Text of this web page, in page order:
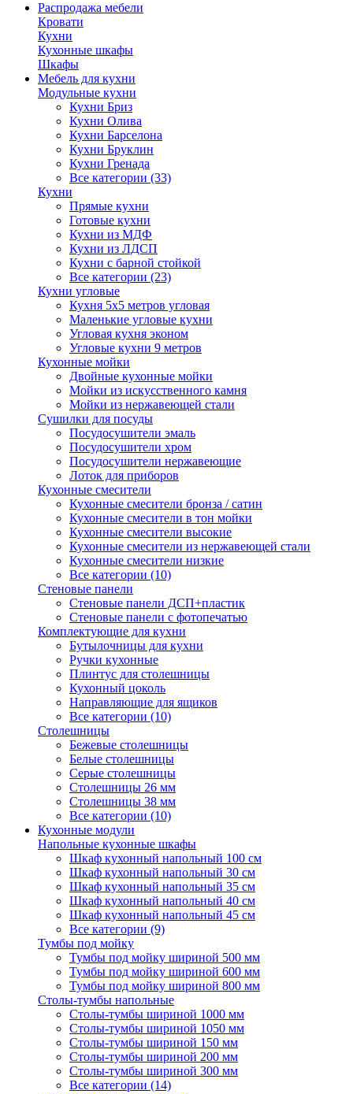
Распродажа мебели
Кровати
Кухни
Кухонные шкафы
Шкафы
Мебель для кухни
Модульные кухни
Кухни Бриз
Кухни Олива
Кухни Барселона
Кухни Бруклин
Кухни Гренада
Все категории (33)
Кухни
Прямые кухни
Готовые кухни
Кухни из МДФ
Кухни из ЛДСП
Кухни с барной стойкой
Все категории (23)
Кухни угловые
Кухня 5х5 метров угловая
Маленькие угловые кухни
Угловая кухня эконом
Угловые кухни 9 метров
Кухонные мойки
Двойные кухонные мойки
Мойки из искусственного камня
Мойки из нержавеющей стали
Сушилки для посуды
Посудосушители эмаль
Посудосушители хром
Посудосушители нержавеющие
Лоток для приборов
Кухонные смесители
Кухонные смесители бронза / сатин
Кухонные смесители в тон мойки
Кухонные смесители высокие
Кухонные смесители из нержавеющей стали
Кухонные смесители низкие
Все категории (10)
Стеновые панели
Стеновые панели ДСП+пластик
Стеновые панели с фотопечатью
Комплектующие для кухни
Бутылочницы для кухни
Ручки кухонные
Плинтус для столешницы
Кухонный цоколь
Направляющие для ящиков
Все категории (10)
Столешницы
Бежевые столешницы
Белые столешницы
Серые столешницы
Столешницы 26 мм
Столешницы 38 мм
Все категории (10)
Кухонные модули
Напольные кухонные шкафы
Шкаф кухонный напольный 100 см
Шкаф кухонный напольный 30 см
Шкаф кухонный напольный 35 см
Шкаф кухонный напольный 40 см
Шкаф кухонный напольный 45 см
Все категории (9)
Тумбы под мойку
Тумбы под мойку шириной 500 мм
Тумбы под мойку шириной 600 мм
Тумбы под мойку шириной 800 мм
Столы-тумбы напольные
Столы-тумбы шириной 1000 мм
Столы-тумбы шириной 1050 мм
Столы-тумбы шириной 150 мм
Столы-тумбы шириной 200 мм
Столы-тумбы шириной 300 мм
Все категории (14)